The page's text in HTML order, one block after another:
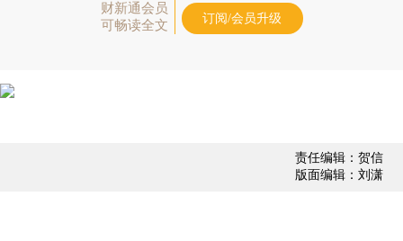
财新通会员
可畅读全文
订阅/会员升级
责任编辑：贺信
版面编辑：刘潇